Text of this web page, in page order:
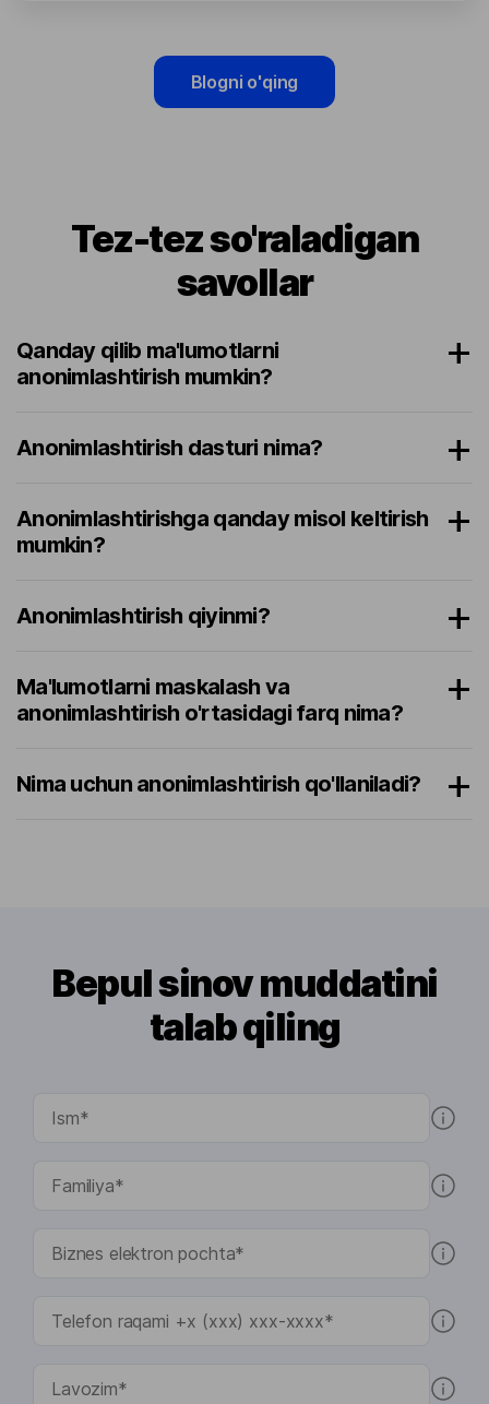
Blogni o'qing
Tez-tez so'raladigan
savollar
Qanday qilib ma'lumotlarni
anonimlashtirish mumkin?
Anonimlashtirish dasturi nima?
Anonimlashtirishga qanday misol keltirish
mumkin?
Anonimlashtirish qiyinmi?
Ma'lumotlarni maskalash va
anonimlashtirish o'rtasidagi farq nima?
Nima uchun anonimlashtirish qo'llaniladi?
Bepul sinov muddatini
talab qiling